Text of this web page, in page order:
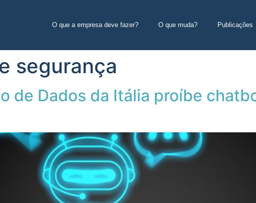
O que a empresa deve fazer? O que muda? Publicações
segurança
de Dados da Itália proíbe